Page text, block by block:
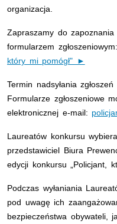
organizacja.
Zapraszamy do
formularzem
który mi pomógł" ►
Termin nadsyłania
Formularze zgłoszeniowe
elektronicznej e-mail:
Laureatów konkursu
przedstawiciel Biura
edycji konkursu „Policjant,
Podczas wyłaniania
pod uwagę ich
bezpieczeństwa obywateli,